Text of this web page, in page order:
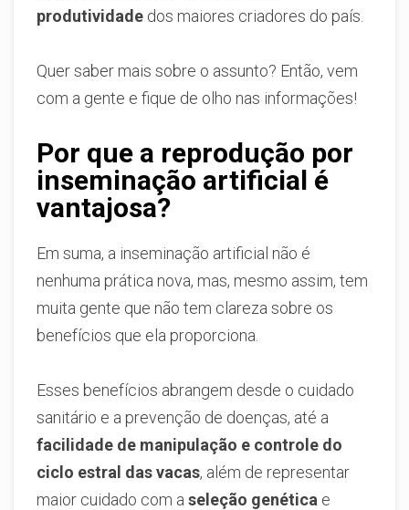
produtividade dos maiores criadores do país.
Quer saber mais sobre o assunto? Então, vem
com a gente e fique de olho nas informações!
Por que a reprodução por
inseminação artificial é
vantajosa?
Em suma, a inseminação artificial não é
nenhuma prática nova, mas, mesmo assim, tem
muita gente que não tem clareza sobre os
benefícios que ela proporciona.
Esses benefícios abrangem desde o cuidado
sanitário e a prevenção de doenças, até a
facilidade de manipulação e controle do
ciclo estral das vacas, além de representar
maior cuidado com a seleção genética e